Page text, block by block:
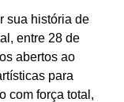
sua história de
entre 28 de
abertos ao
para
com força total,